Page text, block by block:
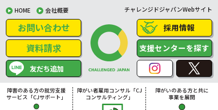
HOME 会社概要 チャレンジドジャパンWebサイト
お問い合わせ
資料請求
友だち追加
採用情報
支援センターを探す
障害のある方の就労支援
サービス「CJサポート」
障がい者雇用コンサル「CJ
コンサルティング」
障がいのある方と共に
事業を展開